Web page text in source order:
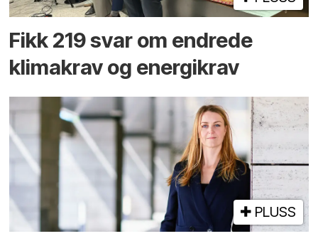
Fikk 219 svar om endrede
klimakrav og energikrav
PLUSS